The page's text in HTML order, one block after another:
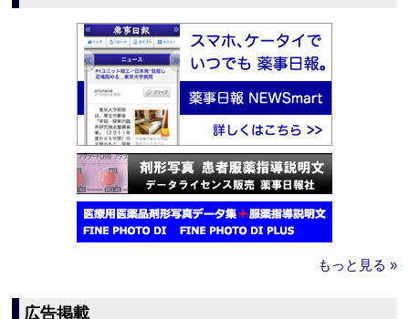
もっと見る »
広告掲載